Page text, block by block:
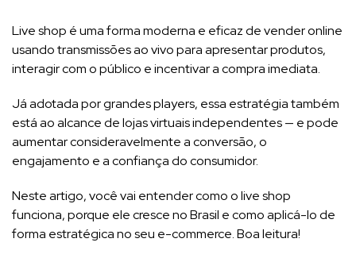
Live shop é uma forma moderna e eficaz de vender online
usando transmissões ao vivo para apresentar produtos,
interagir com o público e incentivar a compra imediata.
Já adotada por grandes players, essa estratégia também
está ao alcance de lojas virtuais independentes — e pode
aumentar consideravelmente a conversão, o
engajamento e a confiança do consumidor.
Neste artigo, você vai entender como o live shop
funciona, porque ele cresce no Brasil e como aplicá-lo de
forma estratégica no seu e-commerce. Boa leitura!